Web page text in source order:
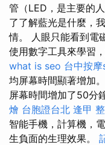
管（LED，是主要的
了了解藍光是什麼，
情。 人眼只能看到電
使用數字工具來學習
what is seo 台中按
均屏幕時間顯著增加。
屏幕時間增加了50分
燴 台胞證台北 逢甲
智能手機，計算機，
生負面的生理效果。